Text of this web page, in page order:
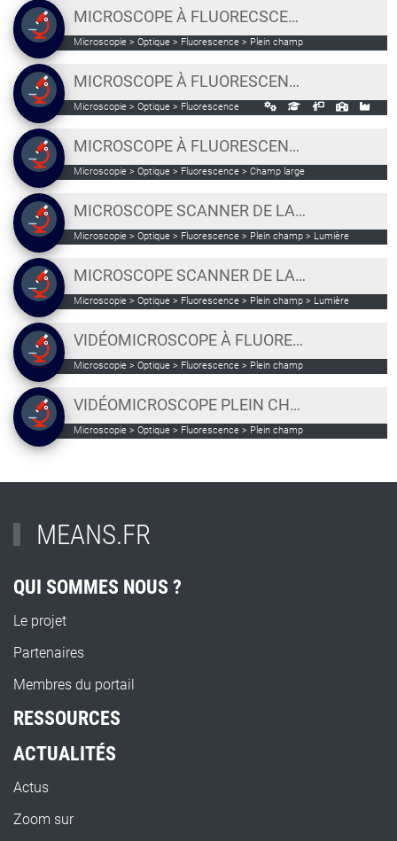
MICROSCOPE À FLUORECSCENCE PLEIN CHAMP NIKON BIOSTATION IM
Microscopie > Optique > Fluorescence > Plein champ
MICROSCOPE À FLUORESCENCE AUTOMATISÉ EVOS M7000 [PLATEAU ANICEL]
Microscopie > Optique > Fluorescence
MICROSCOPE À FLUORESCENCE AUTOMATISÉ LEICA THUNDER
Microscopie > Optique > Fluorescence > Champ large
MICROSCOPE SCANNER DE LAMES ZEISS AXIO SCAN Z1
Microscopie > Optique > Fluorescence > Plein champ > Lumière
MICROSCOPE SCANNER DE LAMES ZEISS AXIOSCAN 7
Microscopie > Optique > Fluorescence > Plein champ > Lumière
VIDÉOMICROSCOPE À FLUORESCENCE ZEISS AXIO OBSERVER Z
Microscopie > Optique > Fluorescence > Plein champ
VIDÉOMICROSCOPE PLEIN CHAMP ZEISS AXIOOBSERVER Z1
Microscopie > Optique > Fluorescence > Plein champ
MEANS.FR
QUI SOMMES NOUS ?
Le projet
Partenaires
Membres du portail
RESSOURCES
ACTUALITÉS
Actus
Zoom sur